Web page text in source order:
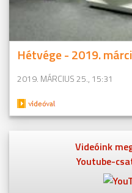
Hétvége - 2019.
2019. MÁRCIUS 25., 15:31
Videóink
Youtube-